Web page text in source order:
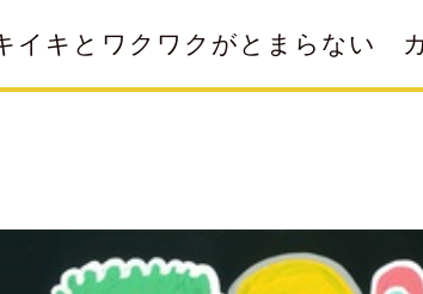
イキとワクワクがとまらない